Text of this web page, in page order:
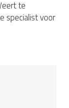
te
specialist voor